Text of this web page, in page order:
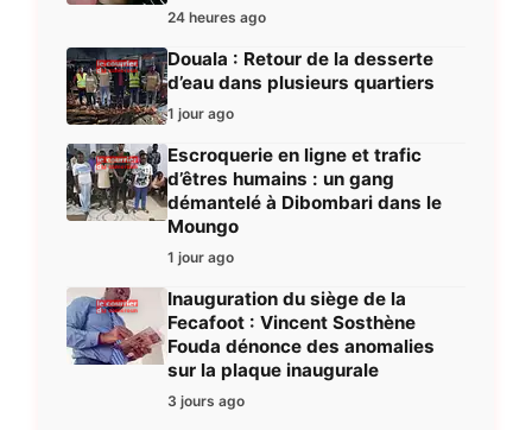
24 heures ago
Douala : Retour de la desserte
d’eau dans plusieurs quartiers
1 jour ago
Escroquerie en ligne et trafic
d’êtres humains : un gang
démantelé à Dibombari dans le
Moungo
1 jour ago
Inauguration du siège de la
Fecafoot : Vincent Sosthène
Fouda dénonce des anomalies
sur la plaque inaugurale
3 jours ago